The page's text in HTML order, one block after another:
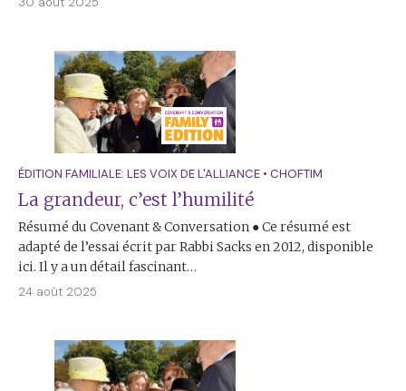
ÉDITION FAMILIALE: LES VOIX DE L'ALLIANCE • CHOFTIM
La grandeur, c’est l’humilité
Résumé du Covenant & Conversation ● Ce résumé est
adapté de l’essai écrit par Rabbi Sacks en 2012, disponible
ici. Il y a un détail fascinant…
24 août 2025